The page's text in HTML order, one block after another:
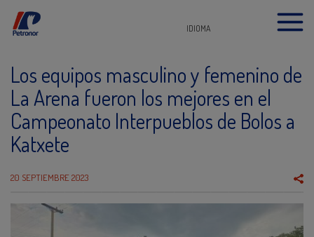
IDIOMA
Los equipos masculino y femenino de
La Arena fueron los mejores en el
Campeonato Interpueblos de Bolos a
Katxete
20 SEPTIEMBRE 2023